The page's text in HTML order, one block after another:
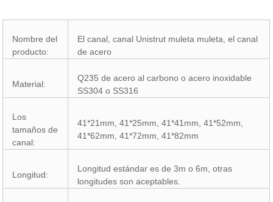
Nombre del
producto:
El canal, canal Unistrut muleta muleta, el canal
de acero
Material:
Q235 de acero al carbono o acero inoxidable
SS304 o SS316
Los
tamaños de
canal:
41*21mm, 41*25mm, 41*41mm, 41*52mm,
41*62mm, 41*72mm, 41*82mm
Longitud:
Longitud estándar es de 3m o 6m, otras
longitudes son aceptables.